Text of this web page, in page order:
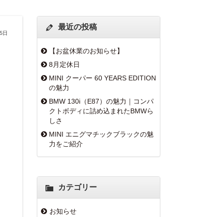
日
最近の投稿
【お盆休業のお知らせ】
8月定休日
MINI クーパー 60 YEARS EDITION
の魅力
BMW 130i（E87）の魅力｜コンパ
クトボディに詰め込まれたBMWら
しさ
MINI エニグマチックブラックの魅
力をご紹介
カテゴリー
お知らせ